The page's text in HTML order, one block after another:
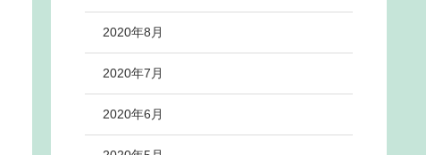
2020年8月
2020年7月
2020年6月